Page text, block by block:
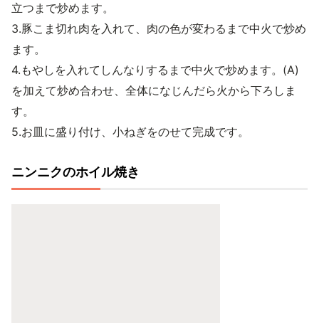
立つまで炒めます。
3.豚こま切れ肉を入れて、肉の色が変わるまで中火で炒め
ます。
4.もやしを入れてしんなりするまで中火で炒めます。(A)
を加えて炒め合わせ、全体になじんだら火から下ろしま
す。
5.お皿に盛り付け、小ねぎをのせて完成です。
ニンニクのホイル焼き